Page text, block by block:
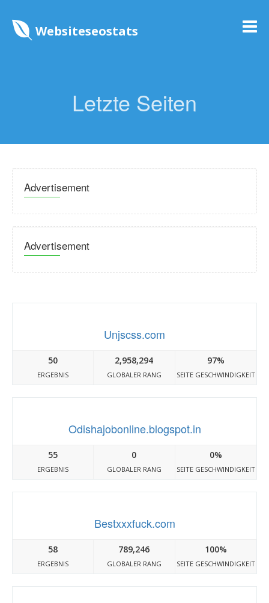
Websiteseostats
Letzte Seiten
Advertisement
Advertisement
Unjscss.com
50
ERGEBNIS
2,958,294
GLOBALER RANG
97%
SEITE GESCHWINDIGKEIT
Odishajobonline.blogspot.in
55
ERGEBNIS
0
GLOBALER RANG
0%
SEITE GESCHWINDIGKEIT
Bestxxxfuck.com
58
ERGEBNIS
789,246
GLOBALER RANG
100%
SEITE GESCHWINDIGKEIT